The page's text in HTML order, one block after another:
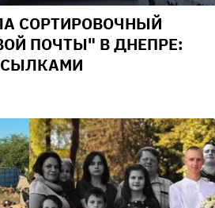
СОРТИРОВОЧНЫЙ
ПОЧТЫ" В ДНЕПРЕ: